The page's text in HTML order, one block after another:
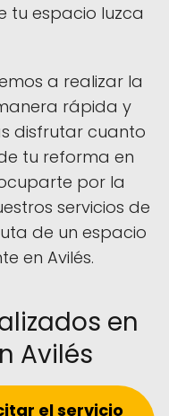
espacio luzca
a realizar la
rápida y
disfrutar cuanto
tu reforma en
por la
servicios de
de un espacio
en Avilés.
en
Avilés
el servicio